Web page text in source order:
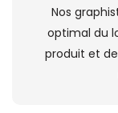
Nos
optimal du
produit et